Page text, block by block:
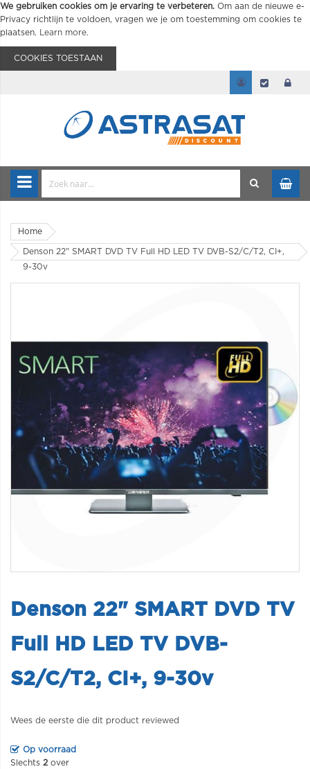
We gebruiken cookies om je ervaring te verbeteren. Om aan de nieuwe e-
Privacy richtlijn te voldoen, vragen we je om toestemming om cookies te
plaatsen.
Learn more.
COOKIES TOESTAAN
Home
Denson 22" SMART DVD TV Full HD LED TV DVB-S2/C/T2, CI+,
9-30v
Denson 22" SMART DVD TV
Full HD LED TV DVB-
S2/C/T2, CI+, 9-30v
Wees de eerste die dit product reviewed
Op voorraad
Slechts 2 over